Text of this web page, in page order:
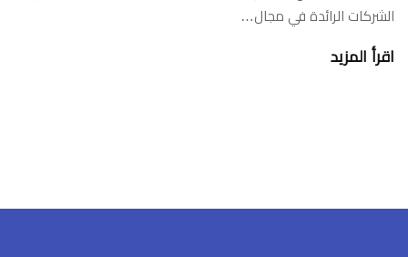
الشركات الرائدة في مجال…
اقرأ المزيد